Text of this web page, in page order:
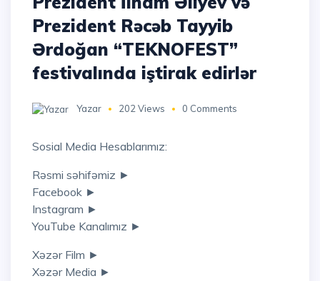
Prezident Rəcəb Tayyib
Ərdoğan “TEKNOFEST”
festivalında iştirak edirlər
Yazar 202 Views 0 Comments
Sosial Media Hesablarımız:
Rəsmi səhifəmiz ►
Facebook ►
Instagram ►
YouTube Kanalımız ►
Xəzər Film ►
Xəzər Media ►